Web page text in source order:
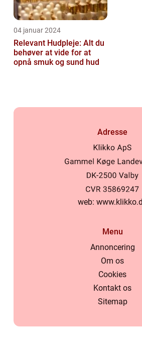
04 januar 2024
Relevant Hudpleje: Alt du
behøver at vide for at
opnå smuk og sund hud
Adresse
web:
Menu
Annoncering
Om os
Cookies
Kontakt os
Sitemap